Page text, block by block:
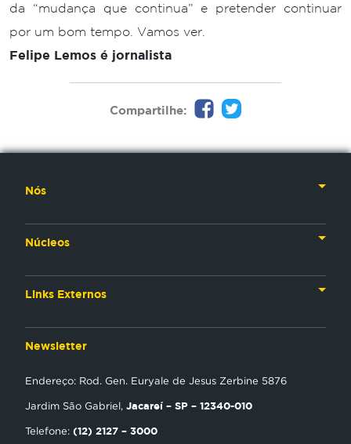
da “mudança que continua” e pretender continuar
por um bom tempo. Vamos ver.
Felipe Lemos é jornalista
Compartilhe:
Nós
Núcleos
Links Externos
Newsletter
Endereço: Rod. Gen. Euryale de Jesus Zerbine 5876
Jardim São Gabriel, Jacareí – SP – 12340-010
Telefone: (12) 2127 – 3000